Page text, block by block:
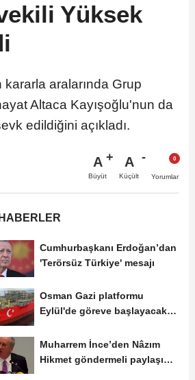
Yüksek
aralarında Grup
Altaca Kayışoğlu'nun da
edildiğini açıkladı.
A
Büyüt
A
Küçült Yorumlar
Cumhurbaşkanı Erdoğan’dan
'Terörsüz Türkiye' mesajı
Osman Gazi platformu
Eylül'de göreve başlayacak...
Muharrem İnce’den Nâzım
Hikmet göndermeli paylaşım: